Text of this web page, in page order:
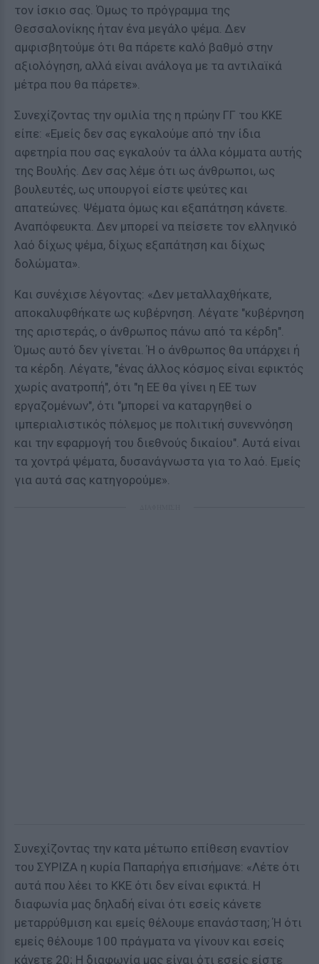
τον ίσκιο σας. Όμως το πρόγραμμα της
Θεσσαλονίκης ήταν ένα μεγάλο ψέμα. Δεν
αμφισβητούμε ότι θα πάρετε καλό βαθμό στην
αξιολόγηση, αλλά είναι ανάλογα με τα αντιλαϊκά
μέτρα που θα πάρετε».
Συνεχίζοντας την ομιλία της η πρώην ΓΓ του ΚΚΕ
είπε: «Εμείς δεν σας εγκαλούμε από την ίδια
αφετηρία που σας εγκαλούν τα άλλα κόμματα αυτής
της Βουλής. Δεν σας λέμε ότι ως άνθρωποι, ως
βουλευτές, ως υπουργοί είστε ψεύτες και
απατεώνες. Ψέματα όμως και εξαπάτηση κάνετε.
Αναπόφευκτα. Δεν μπορεί να πείσετε τον ελληνικό
λαό δίχως ψέμα, δίχως εξαπάτηση και δίχως
δολώματα».
Και συνέχισε λέγοντας: «Δεν μεταλλαχθήκατε,
αποκαλυφθήκατε ως κυβέρνηση. Λέγατε "κυβέρνηση
της αριστεράς, ο άνθρωπος πάνω από τα κέρδη".
Όμως αυτό δεν γίνεται. Ή ο άνθρωπος θα υπάρχει ή
τα κέρδη. Λέγατε, "ένας άλλος κόσμος είναι εφικτός
χωρίς ανατροπή", ότι "η ΕΕ θα γίνει η ΕΕ των
εργαζομένων", ότι "μπορεί να καταργηθεί ο
ιμπεριαλιστικός πόλεμος με πολιτική συνεννόηση
και την εφαρμογή του διεθνούς δικαίου". Αυτά είναι
τα χοντρά ψέματα, δυσανάγνωστα για το λαό. Εμείς
για αυτά σας κατηγορούμε».
Συνεχίζοντας την κατα μέτωπο επίθεση εναντίον
του ΣΥΡΙΖΑ η κυρία Παπαρήγα επισήμανε: «Λέτε ότι
αυτά που λέει το ΚΚΕ ότι δεν είναι εφικτά. Η
διαφωνία μας δηλαδή είναι ότι εσείς κάνετε
μεταρρύθμιση και εμείς θέλουμε επανάσταση; Ή ότι
εμείς θέλουμε 100 πράγματα να γίνουν και εσείς
κάνετε 20; Η διαφωνία μας είναι ότι εσείς είστε